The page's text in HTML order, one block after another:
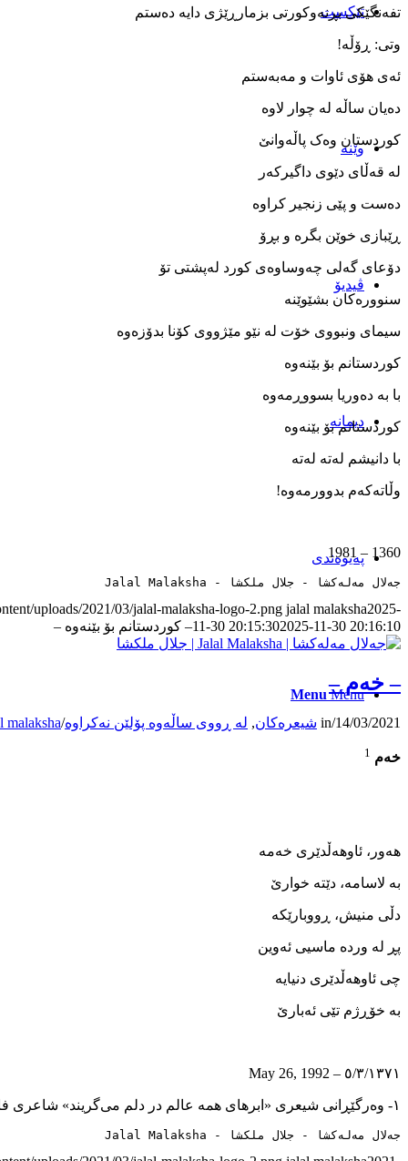
تێکست
وێنه‌
ڤیدیۆ
دیمانە
پەیوەندی
Menu Menu
تفەنگێکی بڕنەوکورتی بزمارڕێژی دایە دەستم
وتی: ڕۆڵە!
ئەی هۆی ئاوات و مەبەستم
دەیان ساڵە لە چوار لاوە
کوردستان وەک پاڵەوانێ
لە قەڵای دێوی داگیرکەر
دەست و پێی زنجیر کراوە
ڕێبازی خوێن بگرە و بڕۆ
دۆعای گەلی چەوساوەی کورد لەپشتی تۆ
سنوورەکان بشێوێنە
سیمای ونبووی خۆت لە نێو مێژووی کۆنا بدۆزەوە
کوردستانم بۆ بێنەوە
با بە دەوریا بسووڕمەوە
کوردستانم بۆ بێنەوە
با دانیشم لەتە لەتە
وڵاتەکەم بدوورمەوە!
1360 – 1981
جەلال مەلەکشا - جلال ملکشا - Jalal Malaksha
uploads/2021/03/jalal-malaksha-logo-2.png jalal malaksha2025-
11-30 20:15:302025-11-30 20:16:10 – کوردستانم بۆ بێنەوە –
– خەم –
14/03/2021
/
in شیعرەکان, لە ڕووی ساڵەوە پۆلێن نەکراوە/
malaksha
خەم 1
ھەور، ئاوھەڵدێری خەمە
بە لاسامە، دێتە خوارێ
دڵی منیش، ڕووبارێکە
پڕ لە وردە ماسیی ئەوین
چی ئاوھەڵدێری دنیایە
بە خۆڕژم تێی ئەبارێ
٥/٣/١٣٧١ – May 26, 1992
١- وەرگێڕانی شیعری «ابرھای ھمە عالم در دلم می‌گریند» شاعری فارس «ئەخەوان سالیس»ە.
جەلال مەلەکشا - جلال ملکشا - Jalal Malaksha